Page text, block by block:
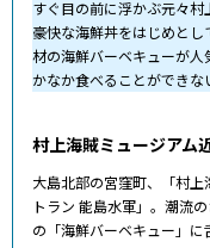
すぐ目の前に浮かぶ元々
豪快な海鮮丼をはじめと
材の海鮮バーベキューが
かなか食べることができな
村上海賊ミュージアム
大島北部の宮窪町、「村
トラン 能島水軍」。潮流
の「海鮮バーベキュー」に